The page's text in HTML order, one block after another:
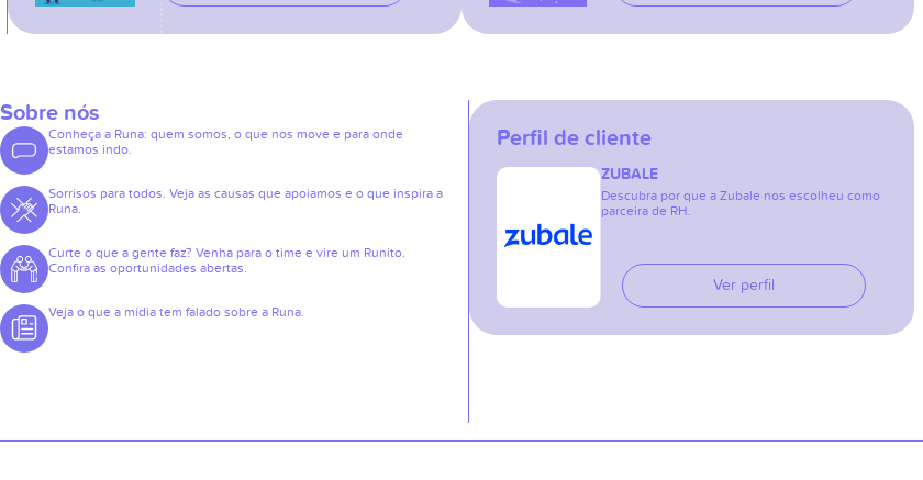
Sobre nós
Conheça a Runa: quem somos, o que nos move e para onde
estamos indo.
Sorrisos para todos. Veja as causas que apoiamos e o que inspira a
Runa.
Curte o que a gente faz? Venha para o time e vire um Runito.
Confira as oportunidades abertas.
Veja o que a mídia tem falado sobre a Runa.
Perfil de cliente
ZUBALE
Descubra por que a Zubale nos escolheu como
parceira de RH.
Ver perfil